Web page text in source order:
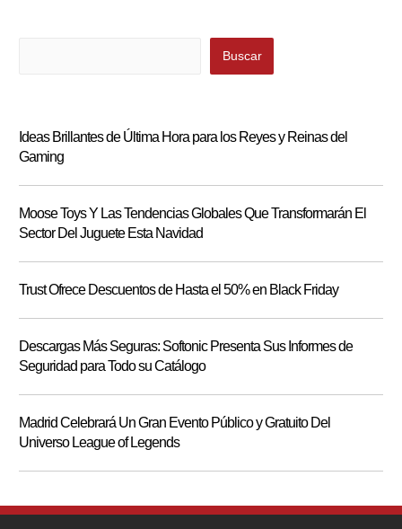
Buscar
Ideas Brillantes de Última Hora para los Reyes y Reinas del
Gaming
Moose Toys Y Las Tendencias Globales Que Transformarán El
Sector Del Juguete Esta Navidad
Trust Ofrece Descuentos de Hasta el 50% en Black Friday
Descargas Más Seguras: Softonic Presenta Sus Informes de
Seguridad para Todo su Catálogo
Madrid Celebrará Un Gran Evento Público y Gratuito Del
Universo League of Legends